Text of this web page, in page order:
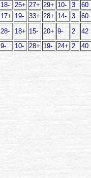
18- 25+ 27+ 29+ 10- 3
60
17+ 19- 33+ 28+ 14- 3
60
28- 18+ 15- 20+ 9- 2
42
9- 10- 28+ 19- 24+ 2 40